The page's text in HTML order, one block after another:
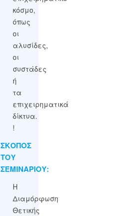
κόσμο,
όπως
οι
αλυσίδες,
οι
συστάδες
ή
τα
επιχειρηματικά
δίκτυα.
!
ΣΚΟΠΟΣ
ΤΟΥ
ΣΕΜΙΝΑΡΙΟΥ:
Η
Διαμόρφωση
Θετικής